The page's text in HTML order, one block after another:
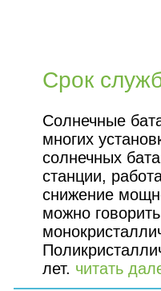
Срок
Солнечные
многих
солнечных
станции,
снижение
можно
лет. читать